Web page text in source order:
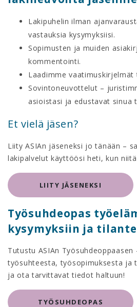
Lakipuhelin ilman
vastauksia kysymyksiisi.
Sopimusten ja muiden
kommentointi.
Laadimme
Sovintoneuvottelut –
asioistasi ja edustavat sinua
Et vielä jäsen?
Liity ASIAn jäseneksi jo tänään –
lakipalvelut käyttöösi heti, kun
LIITY JÄSENEKSI
Työsuhdeopas
kysymyksiin ja
Tutustu ASIAn Työsuhdeoppaasen
työsuhteesta, työsopimuksesta ja
ja ota tarvittavat tiedot haltuun!
TYÖSUHDEOPAS